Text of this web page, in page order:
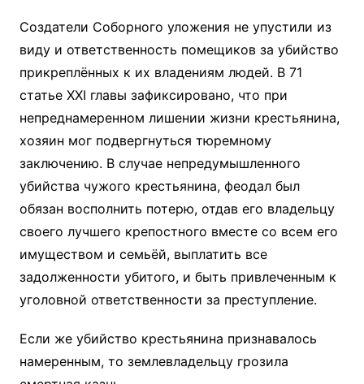
Создатели Соборного уложения не упустили из
виду и ответственность помещиков за убийство
прикреплённых к их владениям людей. В 71
статье XXI главы зафиксировано, что при
непреднамеренном лишении жизни крестьянина,
хозяин мог подвергнуться тюремному
заключению. В случае непредумышленного
убийства чужого крестьянина, феодал был
обязан восполнить потерю, отдав его владельцу
своего лучшего крепостного вместе со всем его
имуществом и семьёй, выплатить все
задолженности убитого, и быть привлеченным к
уголовной ответственности за преступление.
Если же убийство крестьянина признавалось
намеренным, то землевладельцу грозила